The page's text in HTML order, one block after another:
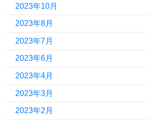
2023年10月
2023年8月
2023年7月
2023年6月
2023年4月
2023年3月
2023年2月